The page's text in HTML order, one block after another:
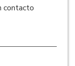
contacto